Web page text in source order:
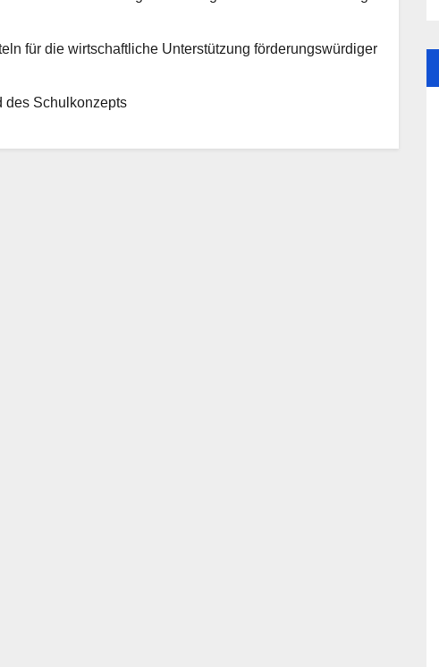
für die wirtschaftliche Unterstützung förderungswürdiger
des Schulkonzepts